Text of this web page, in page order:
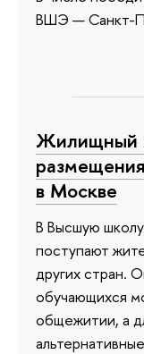
ВШЭ — Санкт-
Жилищный
в Москве
В Высшую
поступают
других стран.
обучающихся
общежитии, а